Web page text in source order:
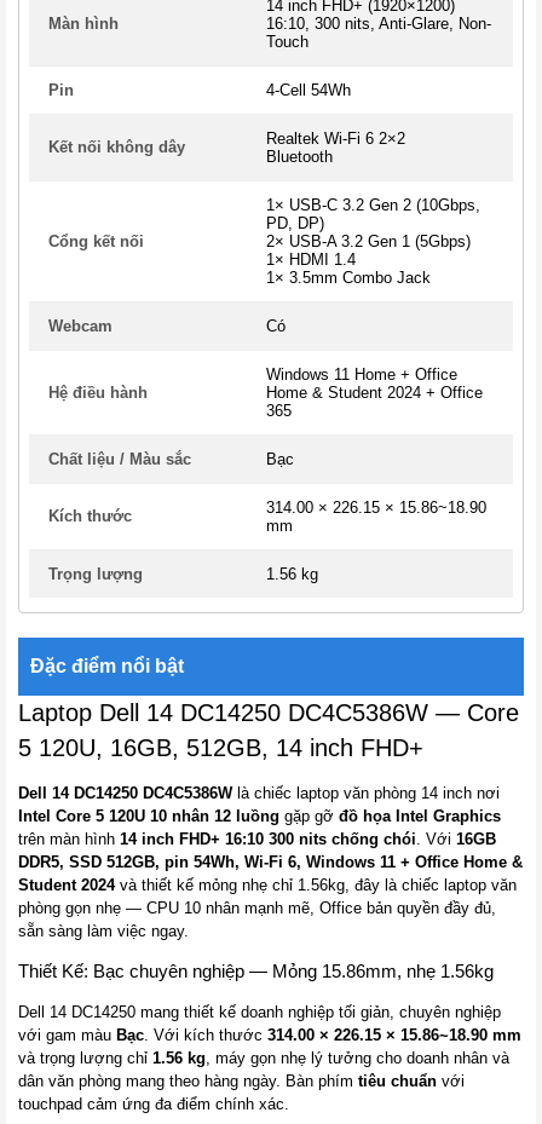
Màn hình
14 inch FHD+ (1920×1200)
16:10, 300 nits, Anti-Glare, Non-
Touch
Pin 4-Cell 54Wh
Kết nối không dây
Realtek Wi-Fi 6 2×2
Bluetooth
Cổng kết nối
1× USB-C 3.2 Gen 2 (10Gbps,
PD, DP)
2× USB-A 3.2 Gen 1 (5Gbps)
1× HDMI 1.4
1× 3.5mm Combo Jack
Webcam Có
Hệ điều hành
Windows 11 Home + Office
Home & Student 2024 + Office
365
Chất liệu / Màu sắc Bạc
Kích thước
314.00 × 226.15 × 15.86~18.90
mm
Trọng lượng 1.56 kg
Đặc điểm nổi bật
Laptop Dell 14 DC14250 DC4C5386W — Core
5 120U, 16GB, 512GB, 14 inch FHD+
Dell 14 DC14250 DC4C5386Wlà chiếc laptop văn phòng 14 inch nơi
Intel Core 5 120U 10 nhân 12 luồng gặp gỡ đồ họa Intel Graphics
trên màn hình 14 inch FHD+ 16:10 300 nits chống chói . Với 16GB
DDR5, SSD 512GB, pin 54Wh, Wi-Fi 6, Windows 11 + Office Home &
Student 2024và thiết kế mỏng nhẹ chỉ 1.56kg, đây là chiếc laptop văn
phòng gọn nhẹ — CPU 10 nhân mạnh mẽ, Office bản quyền đầy đủ,
sẵn sàng làm việc ngay.
Thiết Kế: Bạc chuyên nghiệp — Mỏng 15.86mm, nhẹ 1.56kg
Dell 14 DC14250 mang thiết kế doanh nghiệp tối giản, chuyên nghiệp
với gam màu Bạc . Với kích thước 314.00 × 226.15 × 15.86~18.90 mm
và trọng lượng chỉ 1.56 kg , máy gọn nhẹ lý tưởng cho doanh nhân và
dân văn phòng mang theo hàng ngày. Bàn phím tiêu chuẩn với
touchpad cảm ứng đa điểm chính xác.